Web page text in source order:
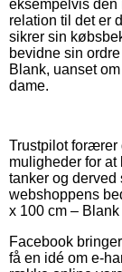
eksempelvis den
relation til det er
sikrer sin
bevidne sin
Blank, uanset
dame.
Trustpilot
muligheder for
tanker og derved
webshoppens
x 100 cm –
Facebook
få en idé om e-